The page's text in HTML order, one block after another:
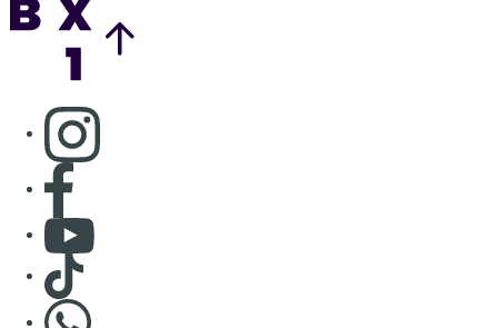
Consulter page Instagram
Consulter page Facebook
Consulter Youtube
Consulter TikTok